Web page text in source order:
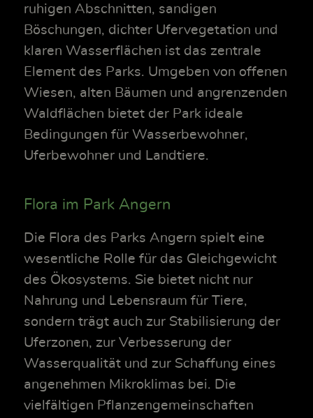
ruhigen Abschnitten, sandigen
Böschungen, dichter Ufervegetation und
klaren Wasserflächen ist das zentrale
Element des Parks. Umgeben von offenen
Wiesen, alten Bäumen und angrenzenden
Waldflächen bietet der Park ideale
Bedingungen für Wasserbewohner,
Uferbewohner und Landtiere.
Flora im Park Angern
Die Flora des Parks Angern spielt eine
wesentliche Rolle für das Gleichgewicht
des Ökosystems. Sie bietet nicht nur
Nahrung und Lebensraum für Tiere,
sondern trägt auch zur Stabilisierung der
Uferzonen, zur Verbesserung der
Wasserqualität und zur Schaffung eines
angenehmen Mikroklimas bei. Die
vielfältigen Pflanzengemeinschaften